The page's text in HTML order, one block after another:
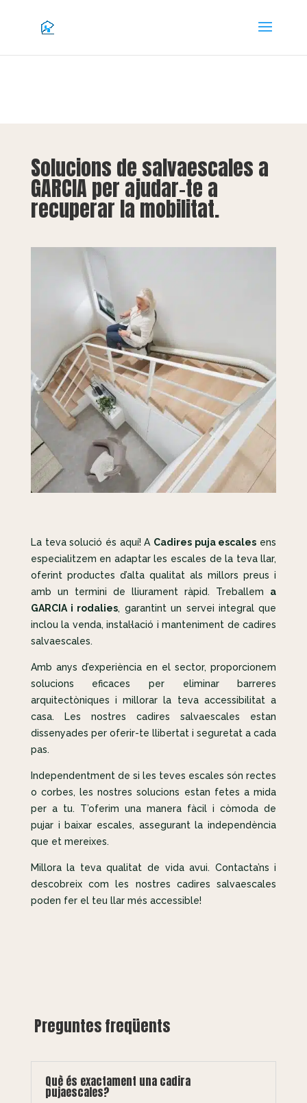
Solucions de salvaescales a
GARCIA per ajudar-te a
recuperar la mobilitat.
La teva solució és aquí! A Cadires puja escales ens
especialitzem en adaptar les escales de la teva llar,
oferint productes d’alta qualitat als millors preus i
amb un termini de lliurament ràpid. Treballem a
GARCIA i rodalies, garantint un servei integral que
inclou la venda, instal·lació i manteniment de cadires
salvaescales.
Amb anys d’experiència en el sector, proporcionem
solucions eficaces per eliminar barreres
arquitectòniques i millorar la teva accessibilitat a
casa. Les nostres cadires salvaescales estan
dissenyades per oferir-te llibertat i seguretat a cada
pas.
Independentment de si les teves escales són rectes
o corbes, les nostres solucions estan fetes a mida
per a tu. T’oferim una manera fàcil i còmoda de
pujar i baixar escales, assegurant la independència
que et mereixes.
Millora la teva qualitat de vida avui. Contacta’ns i
descobreix com les nostres cadires salvaescales
poden fer el teu llar més accessible!
Preguntes freqüents
Què és exactament una cadira
pujaescales?